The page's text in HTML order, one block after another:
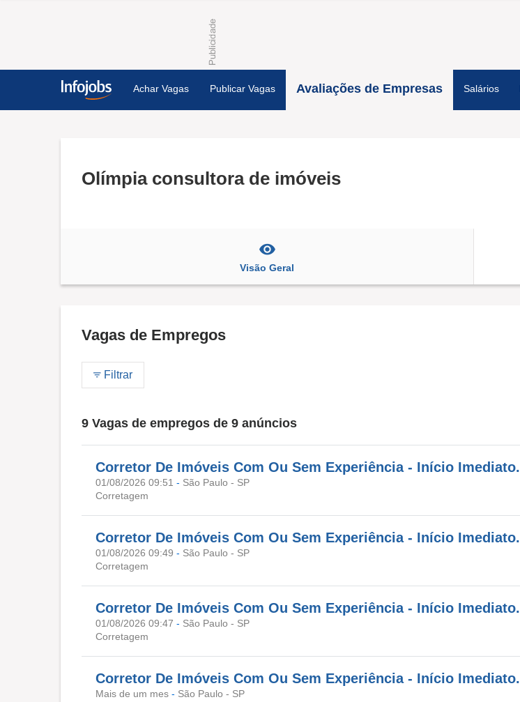
Achar Vagas Publicar Vagas Avaliações de Empresas Salários
Olímpia consultora de imóveis
Visão Geral
Vagas de Empregos
Filtrar
9 Vagas de empregos de 9 anúncios
Corretor De Imóveis Com Ou Sem Experiência - Início Imediato.
01/08/2026 09:51 - São Paulo - SP
Corretagem
Corretor De Imóveis Com Ou Sem Experiência - Início Imediato.
01/08/2026 09:49 - São Paulo - SP
Corretagem
Corretor De Imóveis Com Ou Sem Experiência - Início Imediato.
01/08/2026 09:47 - São Paulo - SP
Corretagem
Corretor De Imóveis Com Ou Sem Experiência - Início Imediato.
Mais de um mes - São Paulo - SP